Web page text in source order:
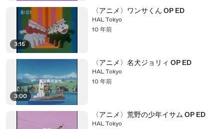
3:15
〈アニメ〉ワンサくん OP ED
HAL Tokyo
10 年前
3:00
〈アニメ〉名犬ジョリィ OP ED
HAL Tokyo
10 年前
〈アニメ〉荒野の少年イサム OP ED
HAL Tokyo